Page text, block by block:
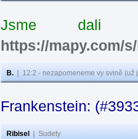
Jsme dali
https://mapy.com/
B. 12:2 - nezapomeneme vy svině
Frankenstein:
Ribisel Sudety